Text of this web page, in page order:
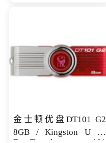
金士顿优盘DT101 G2
8GB / Kingston U 盘